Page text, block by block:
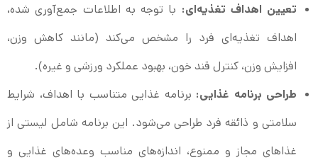
تعیین اهداف تغذیه‌ای:با توجه به اطلاعات جمع‌آوری شده،
اهداف تغذیه‌ای فرد را مشخص می‌کند (مانند کاهش وزن،
افزایش وزن، کنترل قند خون، بهبود عملکرد ورزشی و غیره).
طراحی برنامه غذایی:برنامه غذایی متناسب با اهداف، شرایط
سلامتی و ذائقه فرد طراحی می‌شود. این برنامه شامل لیستی از
غذاهای مجاز و ممنوع، اندازه‌های مناسب وعده‌های غذایی و